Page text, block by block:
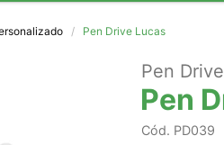
Pen Drive Lucas
Pen
Pen
Cód. PD039